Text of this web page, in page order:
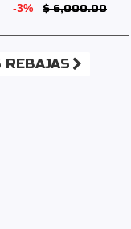
-3% $ 6,000.00
REBAJAS